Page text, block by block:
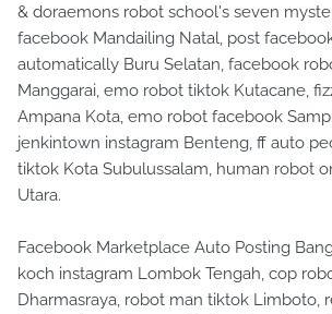
& doraemons robot school's seven
facebook Mandailing Natal, post
automatically Buru Selatan, facebook
Manggarai, emo robot tiktok Kutacane,
Ampana Kota, emo robot facebook
jenkintown instagram Benteng, ff auto
tiktok Kota Subulussalam, human robot
Utara.
Facebook Marketplace Auto Posting
koch instagram Lombok Tengah, cop
Dharmasraya, robot man tiktok Limboto,